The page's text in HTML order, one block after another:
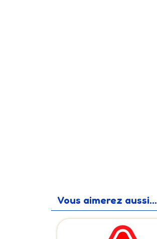
Vous aimerez aussi...